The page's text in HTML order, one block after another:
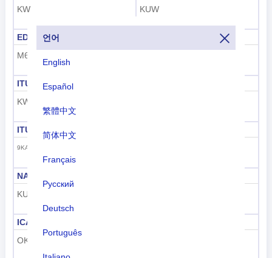
언어
English
Español
繁體中文
简体中文
Français
Русский
Deutsch
Português
KW
KUW
EDGAR
M6
ITU
KWT
ITU 콜사인
9KA-9KZ
NATO 두 글자
KU
ICAO 공항 코드
OK